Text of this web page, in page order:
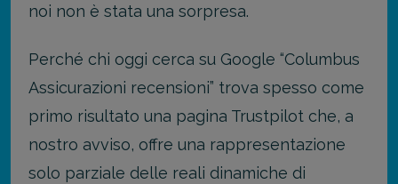
noi non è stata una sorpresa.
Perché chi oggi cerca su Google “Columbus
Assicurazioni recensioni” trova spesso come
primo risultato una pagina Trustpilot che, a
nostro avviso, offre una rappresentazione
solo parziale delle reali dinamiche di